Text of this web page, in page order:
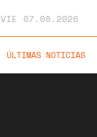
VIE 07.08.2026
ÚLTIMAS NOTICIAS